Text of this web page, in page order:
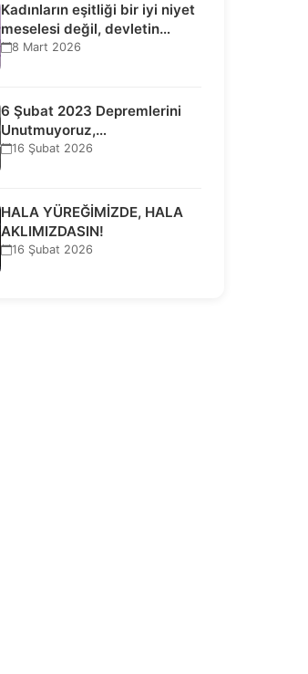
Kadınların eşitliği bir iyi niyet
meselesi değil, devletin
uluslararası insan…
8 Mart 2026
6 Şubat 2023 Depremlerini
Unutmuyoruz,
Vazgeçmiyoruz, Hesap
16 Şubat 2026
HALA YÜREĞİMİZDE, HALA
AKLIMIZDASIN!
16 Şubat 2026